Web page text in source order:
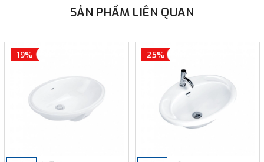
SẢN PHẨM LIÊN QUAN
19% 25%